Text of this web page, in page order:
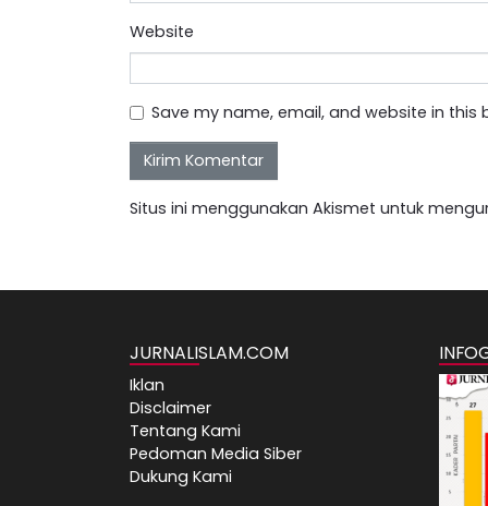
Website
Save my name, email, and website in
Situs ini menggunakan Akismet untuk
JURNALISLAM.COM
Iklan
Disclaimer
Tentang Kami
Pedoman Media Siber
Dukung Kami